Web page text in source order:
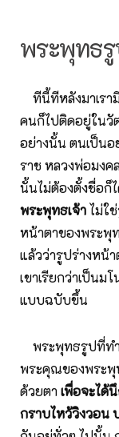
พระพุทธ
ทีนี้ทีหลังมาเรา
คนก็ไปติดอยู่ในวั
อย่างนั้น ตนเป็นอ
ราช หลวงพ่อมงค
นั้นไม่ต้องตั้งชื่อก็ไ
พระพุทธเจ้า ไม่ใ
หน้าตาของพระพุ
แล้วว่ารูปร่างหน้
เขาเรียกว่าเป็น
แบบฉบับขึ้น
พระพุทธรูปที่ทำ
พระคุณของพระพุ
ด้วยตาเพื่อจะได้
กราบไหว้วิงวอน